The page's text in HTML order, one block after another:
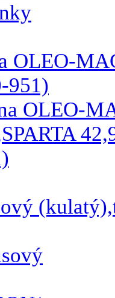
OLEO-
951)